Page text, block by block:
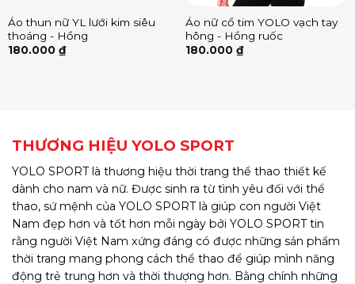
Áo thun nữ YL lưới kim siêu
thoáng - Hồng
180.000 ₫
Áo nữ cổ tim YOLO vạch tay
hông - Hồng ruốc
180.000 ₫
THƯƠNG HIỆU YOLO SPORT
YOLO SPORT là thương hiệu thời trang thể thao thiết kế
dành cho nam và nữ. Được sinh ra từ tình yêu đối với thể
thao, sứ mệnh của YOLO SPORT là giúp con người Việt
Nam đẹp hơn và tốt hơn mỗi ngày bởi YOLO SPORT tin
rằng người Việt Nam xứng đáng có được những sản phẩm
thời trang mang phong cách thể thao để giúp mình năng
động trẻ trung hơn và thời thượng hơn. Bằng chính những